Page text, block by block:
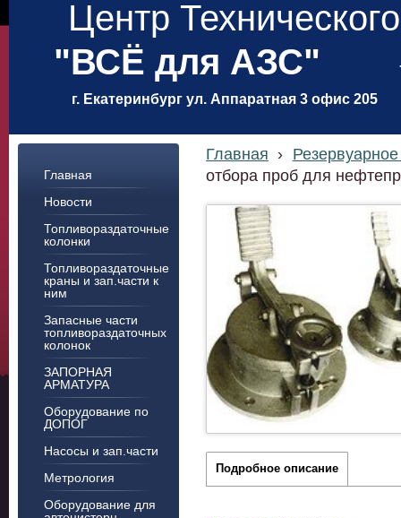
Центр
г. Екатеринбург ул. Аппаратная 3 офис 205
"ВСЁ для АЗС"
Главная
Новости
Топливораздаточные
колонки
Топливораздаточные
краны и зап.части к
ним
Запасные части
топливораздаточных
колонок
ЗАПОРНАЯ
АРМАТУРА
Оборудование по
ДОПОГ
Насосы и зап.части
Метрология
Оборудование для
Главная ›
отбора проб для
Подробное описание